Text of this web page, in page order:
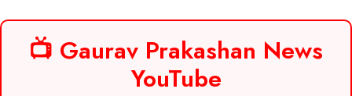
📺 Gaurav Prakashan News
YouTube